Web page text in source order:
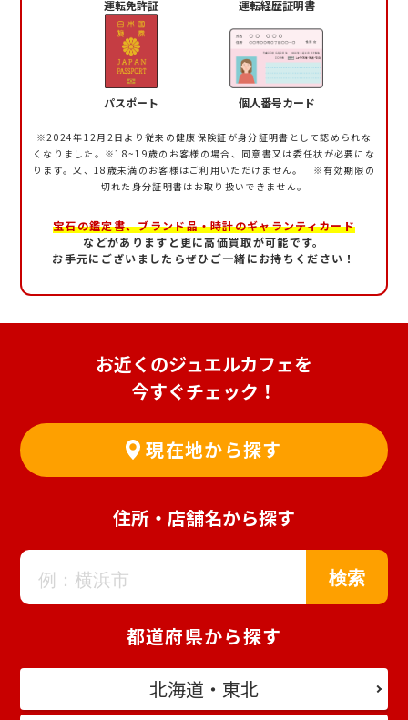
運転免許証 運転経歴証明書
パスポート 個人番号カード
※2024年12月2日より従来の健康保険証が身分証明書として認められな
くなりました。 ※18~19歳のお客様の場合、同意書又は委任状が必要にな
ります。又、18歳未満のお客様はご利用いただけません。 ※有効期限の
切れた身分証明書はお取り扱いできません。
宝石の鑑定書、ブランド品・時計のギャランティカード
などがありますと更に高価買取が可能です。
お手元にございましたらぜひご一緒にお持ちください！
お近くのジュエルカフェを
今すぐチェック！
現在地から探す
住所・店舗名から探す
都道府県から探す
北海道・東北